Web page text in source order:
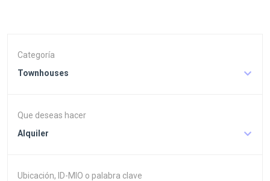
Categoría
Townhouses
Que deseas hacer
Alquiler
Ubicación, ID-MIO o palabra clave